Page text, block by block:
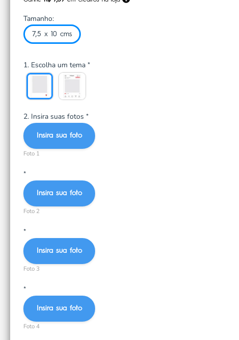
Tamanho:
7,5 x 10 cms
1. Escolha um tema *
2. Insira suas fotos *
Insira sua foto
Foto 1
*
Insira sua foto
Foto 2
*
Insira sua foto
Foto 3
*
Insira sua foto
Foto 4